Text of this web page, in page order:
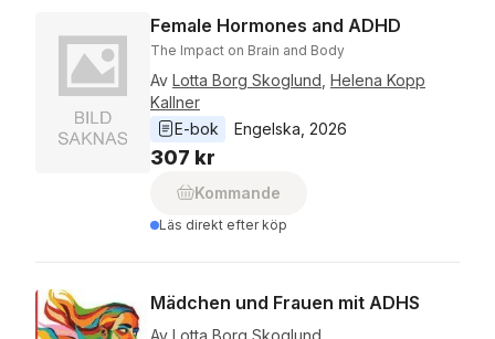
Female Hormones and ADHD
The Impact on Brain and Body
Av Lotta Borg Skoglund Helena Kopp
Kallner
E-bok
Engelska 2026
307 kr
Kommande
Läs direkt efter köp
Mädchen und Frauen mit ADHS
Av Lotta Borg Skoglund